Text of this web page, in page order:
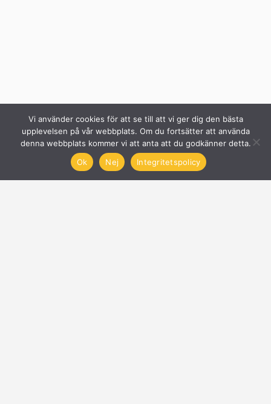
Vi använder cookies för att se till att vi ger dig den bästa
upplevelsen på vår webbplats. Om du fortsätter att använda
denna webbplats kommer vi att anta att du godkänner detta.
Ok
Nej Integritetspolicy